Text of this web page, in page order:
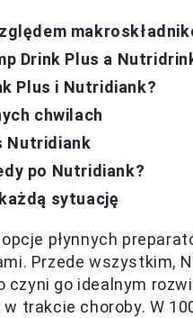
Drink Plus a
Plus i Nutridiank?
chwilach
Nutridiank
po Nutridiank?
sytuację
płynnych
Przede wszystkim,
czyni go idealnym
trakcie choroby. W